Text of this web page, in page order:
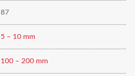
87
5 – 10 mm
100 – 200 mm